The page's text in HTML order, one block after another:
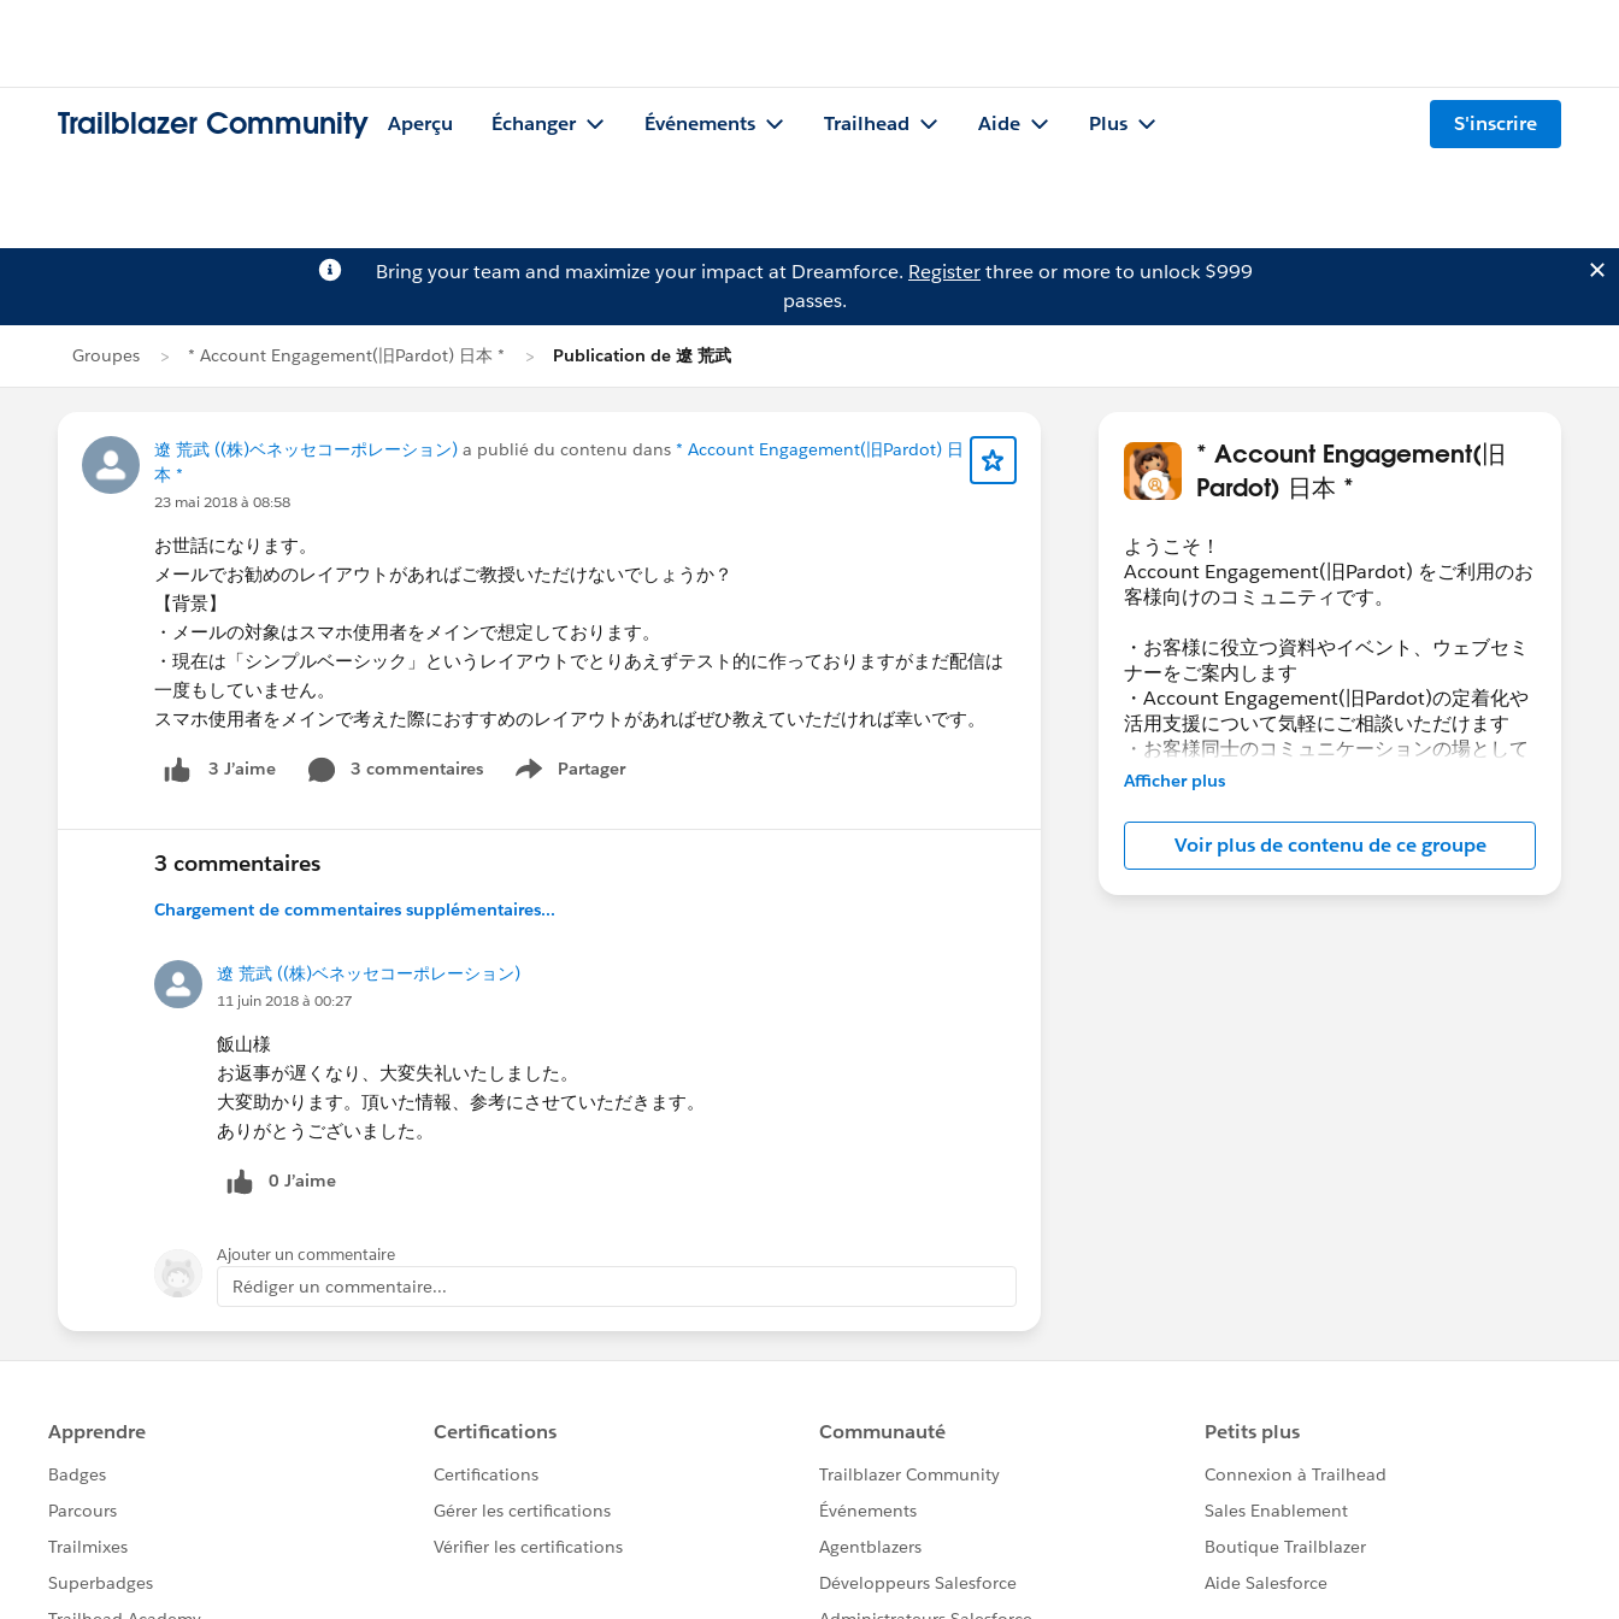
Trailblazer Community Aperçu Échanger Événements Trailhead Aide Plus S'inscrire
Bring your team and maximize your impact at Dreamforce. Registerthree or more to unlock $999
passes.
Groupes * Account Engagement(旧Pardot) 日本 * Publication de 遼 荒武
遼 荒武 ((株)ベネッセコーポレーション) a publié du contenu dans * Account Engagement(旧Pardot) 日
本 *
23 mai 2018 à 08:58
お世話になります。
メールでお勧めのレイアウトがあればご教授いただけないでしょうか？
【背景】
・メールの対象はスマホ使用者をメインで想定しております。
・現在は「シンプルベーシック」というレイアウトでとりあえずテスト的に作っておりますがまだ配信は
一度もしていません。
スマホ使用者をメインで考えた際におすすめのレイアウトがあればぜひ教えていただければ幸いです。
3 J’aime 3 commentaires Partager
Show menu
3 commentaires
Chargement de commentaires supplémentaires...
遼 荒武 ((株)ベネッセコーポレーション)
11 juin 2018 à 00:27
飯山様
お返事が遅くなり、大変失礼いたしました。
大変助かります。頂いた情報、参考にさせていただきます。
ありがとうございました。
0 J’aime
Ajouter un commentaire
Rédiger un commentaire...
* Account Engagement(旧
Pardot) 日本 *
ようこそ！
Account Engagement(旧Pardot) をご利用のお
客様向けのコミュニティです。
・お客様に役立つ資料やイベント、ウェブセミ
ナーをご案内します
・Account Engagement(旧Pardot)の定着化や
活用支援について気軽にご相談いただけます
・お客様同士のコミュニケーションの場として
活用いただけます
Account Engagement(旧Pardot)に関する総合
コミュニティとしてお役立てください！
https://www.salesforce.com/jp/products/par
※こちらでの回答はあくまで社員もしくは有識
者の「アドバイス」となります。正式な回答が
Afficher plus
Voir plus de contenu de ce groupe